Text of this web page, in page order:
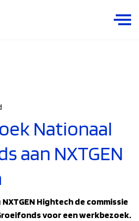
Nationaal
aan NXTGEN
Hightech de commissie
voor een werkbezoek.